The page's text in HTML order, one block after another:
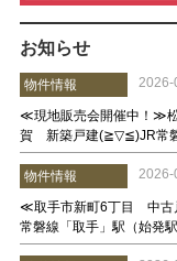
お知らせ